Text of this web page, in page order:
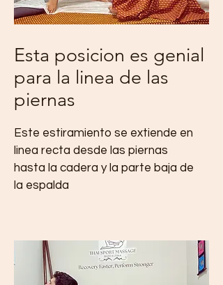
Esta posicion es genial
para la linea de las
piernas
Este estiramiento se extiende en
linea recta desde las piernas
hasta la cadera y la parte baja de
la espalda